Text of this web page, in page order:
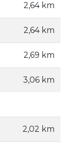
2,64 km
2,64 km
2,69 km
3,06 km
2,02 km